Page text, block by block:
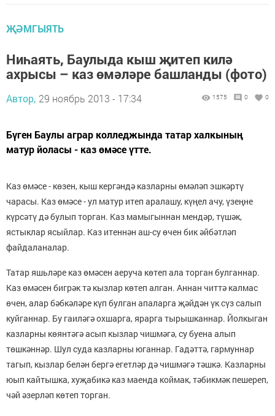
ҖӘМГЫЯТЬ
Ниһаять, Баулыда кыш җитеп килә
ахрысы – каз өмәләре башланды (фото)
Автор, 29 ноябрь 2013 - 17:34 1575 0 0
Бүген Баулы аграр колледжында татар халкының
матур йоласы - каз өмәсе үтте.
Каз өмәсе - көзен, кыш кергәндә казларны өмәләп эшкәртү
чарасы. Каз өмәсе - ул матур итеп аралашу, күңел ачу, үзеңне
күрсәтү дә булып торган. Каз мамыгыннан мендәр, түшәк,
ястыклар ясыйлар. Каз итеннән аш-су өчен бик әйбәтләп
файдаланалар.
Татар яшьләре каз өмәсен аеруча көтеп ала торган булганнар.
Каз өмәсен бигрәк тә кызлар көтеп алган. Аннан читтә калмас
өчен, алар бәбкәләре күп булган апаларга җәйдән үк сүз салып
куйганнар. Бу гаиләгә охшарга, ярарга тырышканнар. Йолкыган
казларны көянтәгә асып кызлар чишмәгә, су буена алып
төшкәннәр. Шул суда казларны юганнар. Гадәттә, гармуннар
тагып, кызлар белән бергә егетләр дә чишмәгә тәшкә. Казларны
юып кайтышка, хуҗабикә каз маенда коймак, тәбикмәк пешереп,
чәй әзерләп көтеп торган.